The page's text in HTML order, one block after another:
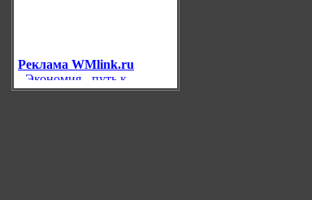
Реклама WMlink.ru
-Экономия - путь к
богатству!